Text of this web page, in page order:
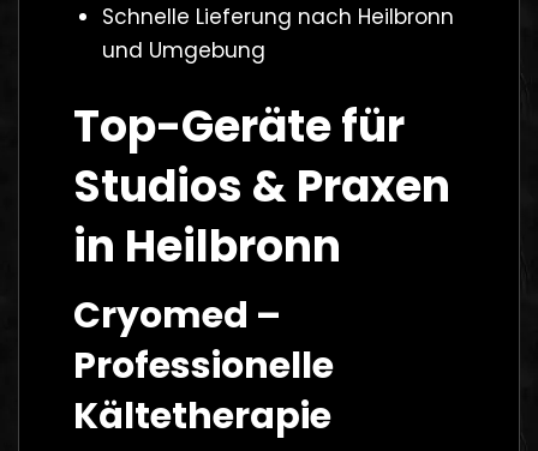
Schnelle Lieferung nach Heilbronn
und Umgebung
Top-Geräte für
Studios & Praxen
in Heilbronn
Cryomed –
Professionelle
Kältetherapie